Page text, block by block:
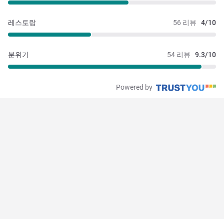
56 리뷰 4/10
레스토랑
54 리뷰 9.3/10
분위기
Powered by